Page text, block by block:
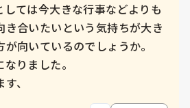
ては今大きな行事などよりも
き合いたいという気持ちが大き
向いているのでしょうか。
りました。
、